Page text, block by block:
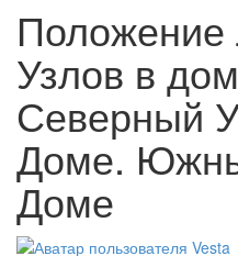
Узлов в
Северный
Доме.
Доме